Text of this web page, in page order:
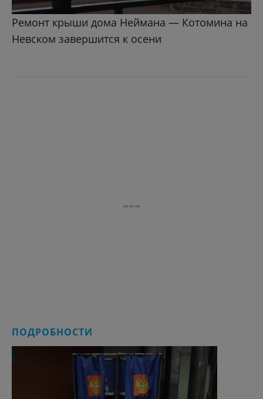
Ремонт крыши дома Неймана — Котомина на
Невском завершится к осени
ПОДРОБНОСТИ